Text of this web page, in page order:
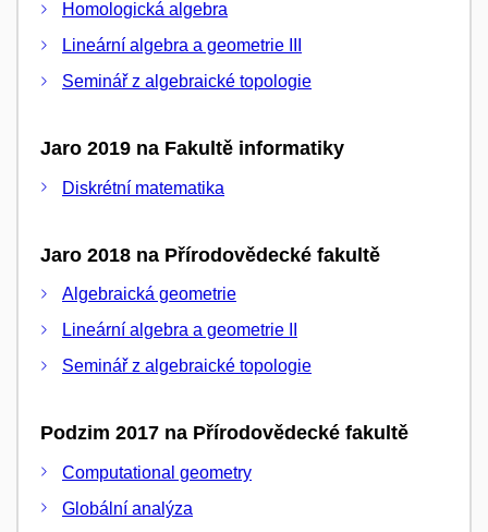
Homologická algebra
Lineární algebra a geometrie III
Seminář z algebraické topologie
Jaro 2019 na Fakultě informatiky
Diskrétní matematika
Jaro 2018 na Přírodovědecké fakultě
Algebraická geometrie
Lineární algebra a geometrie II
Seminář z algebraické topologie
Podzim 2017 na Přírodovědecké fakultě
Computational geometry
Globální analýza